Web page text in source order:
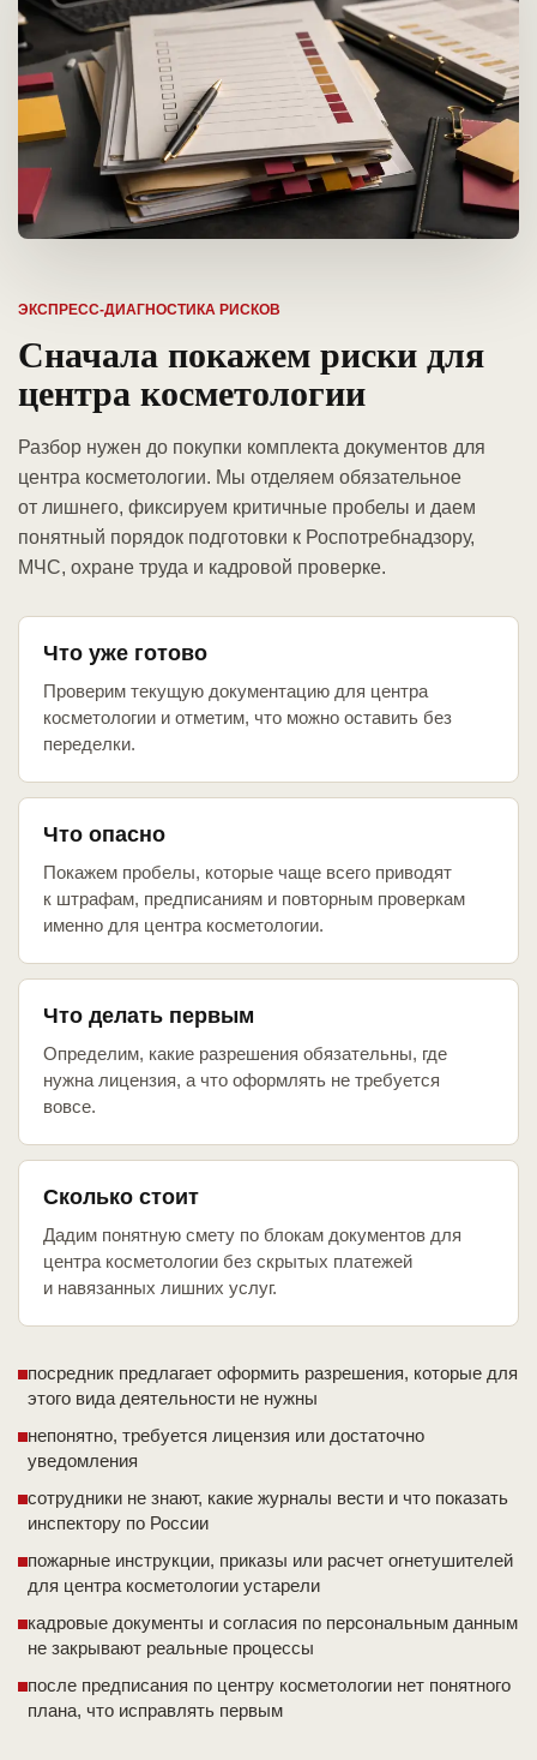
ЭКСПРЕСС-ДИАГНОСТИКА РИСКОВ
Сначала покажем риски для
центра косметологии
Разбор нужен до покупки комплекта документов для
центра косметологии. Мы отделяем обязательное
от лишнего, фиксируем критичные пробелы и даем
понятный порядок подготовки к Роспотребнадзору,
МЧС, охране труда и кадровой проверке.
Что уже готово
Проверим текущую документацию для центра
косметологии и отметим, что можно оставить без
переделки.
Что опасно
Покажем пробелы, которые чаще всего приводят
к штрафам, предписаниям и повторным проверкам
именно для центра косметологии.
Что делать первым
Определим, какие разрешения обязательны, где
нужна лицензия, а что оформлять не требуется
вовсе.
Сколько стоит
Дадим понятную смету по блокам документов для
центра косметологии без скрытых платежей
и навязанных лишних услуг.
посредник предлагает оформить разрешения, которые для
этого вида деятельности не нужны
непонятно, требуется лицензия или достаточно
уведомления
сотрудники не знают, какие журналы вести и что показать
инспектору по России
пожарные инструкции, приказы или расчет огнетушителей
для центра косметологии устарели
кадровые документы и согласия по персональным данным
не закрывают реальные процессы
после предписания по центру косметологии нет понятного
плана, что исправлять первым